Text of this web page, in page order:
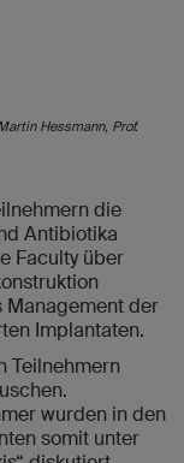
Hessmann, Prof.
die
Antibiotika
Faculty über
Management der
Implantaten.
Teilnehmern
wurden in den
somit unter